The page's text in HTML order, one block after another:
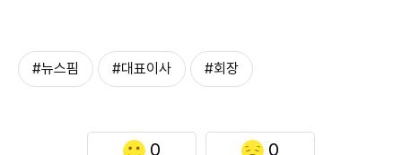
#뉴스핌 #대표이사 #회장
0 0